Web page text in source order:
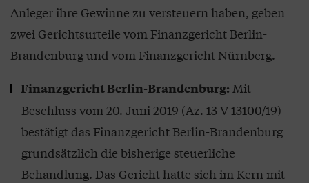
Anleger ihre Gewinne zu versteuern haben, geben
zwei Gerichtsurteile vom Finanzgericht Berlin-
Brandenburg und vom Finanzgericht Nürnberg.
Finanzgericht Berlin-Brandenburg: Mit
Beschluss vom 20. Juni 2019 (Az. 13 V 13100/19)
bestätigt das Finanzgericht Berlin-Brandenburg
grundsätzlich die bisherige steuerliche
Behandlung. Das Gericht hatte sich im Kern mit